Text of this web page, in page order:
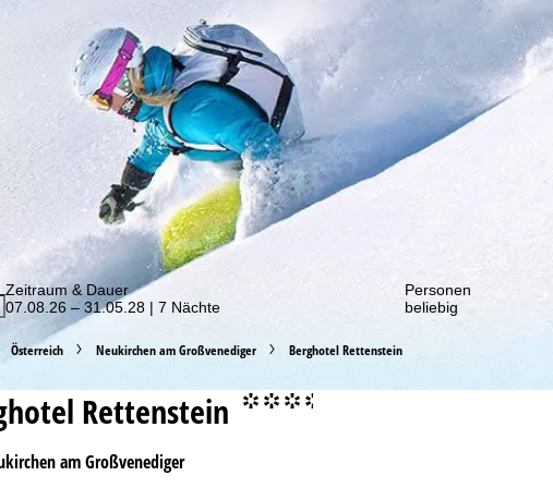
von unseren Rabatt-Aktionen!
Zeitraum & Dauer
07.08.26 – 31.05.28 | 7 Nächte
Personen
beliebig
Österreich Neukirchen am Großvenediger Berghotel Rettenstein
Rettenstein °°°.
am Großvenediger